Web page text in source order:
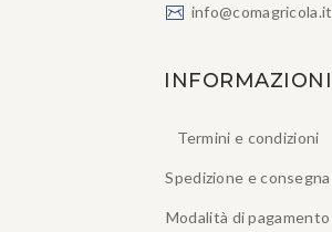
info@comagricola.it
INFORMAZIONI
Termini e condizioni
Spedizione e consegna
Modalità di pagamento